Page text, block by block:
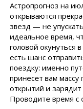
Астропрогноз на
открываются
звезд — не
идеальное время,
головой окунуться
есть шанс
поездку: именно
принесет вам
открытий и
Проводите время с